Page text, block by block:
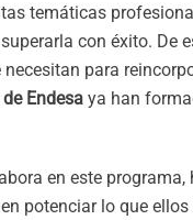
temáticas
con éxito. De
para
de Endesa ya han
en este programa,
potenciar lo que